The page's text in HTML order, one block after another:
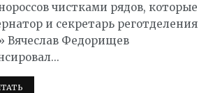
чистками рядов, которые
и секретарь реготделения
Вячеслав Федорищев